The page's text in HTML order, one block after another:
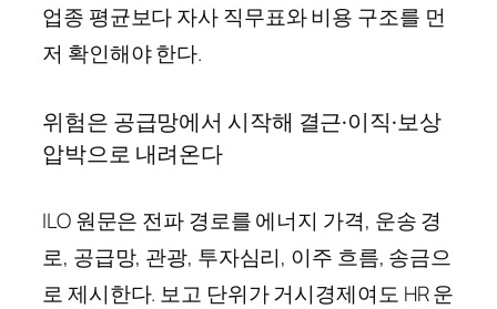
업종 평균보다 자사 직무표와 비용 구조를 먼
저 확인해야 한다.
위험은 공급망에서 시작해 결근·이직·보상
압박으로 내려온다
ILO 원문은 전파 경로를 에너지 가격, 운송 경
로, 공급망, 관광, 투자심리, 이주 흐름, 송금으
로 제시한다. 보고 단위가 거시경제여도 HR 운